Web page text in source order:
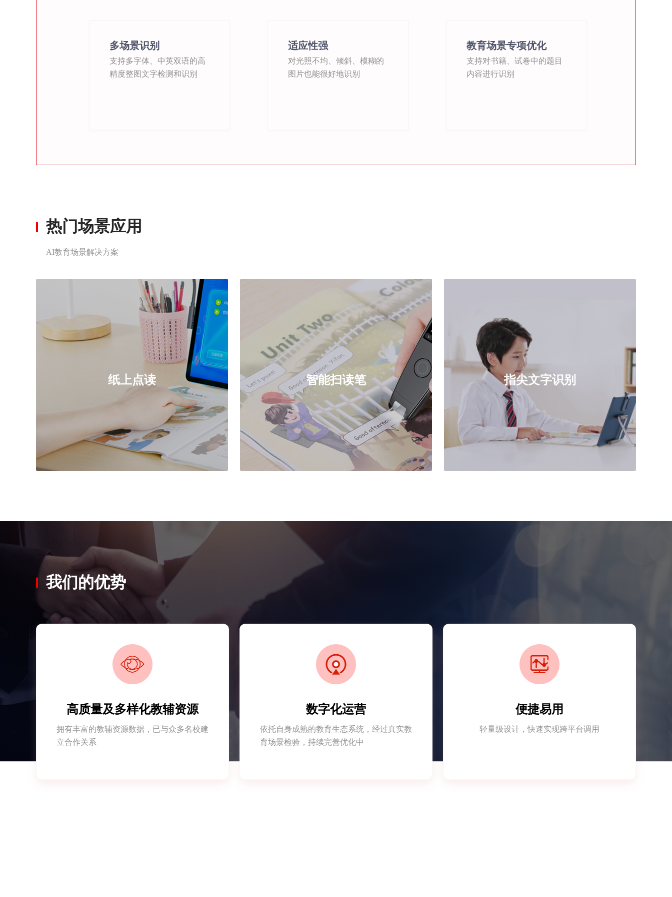
多场景识别
支持多字体、中英双语的高
精度整图文字检测和识别
适应性强
对光照不均、倾斜、模糊的
图片也能很好地识别
教育场景专项优化
支持对书籍、试卷中的题目
内容进行识别
热门场景应用
AI教育场景解决方案
纸上点读 智能扫读笔 指尖文字识别
我们的优势
高质量及多样化教辅资源
拥有丰富的教辅资源数据，已与众多名校建
立合作关系
数字化运营
依托自身成熟的教育生态系统，经过真实教
育场景检验，持续完善优化中
便捷易用
轻量级设计，快速实现跨平台调用